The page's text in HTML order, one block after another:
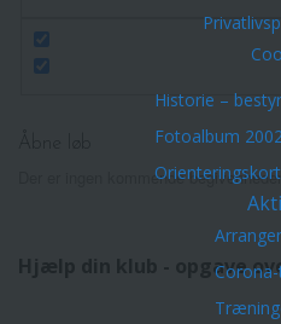
Historie –
Fotoalbum
Orienteringskort
Der er ingen kommende begivenheder.
Hjælp din klub - opgave